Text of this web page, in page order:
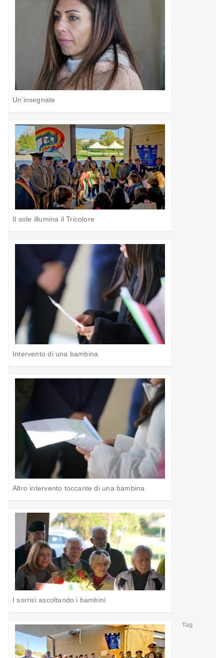
Un’insegnate
Il sole illumina il Tricolore
Intervento di una bambina
Altro intervento toccante di una bambina
I sorrisi ascoltando i bambini
Tag